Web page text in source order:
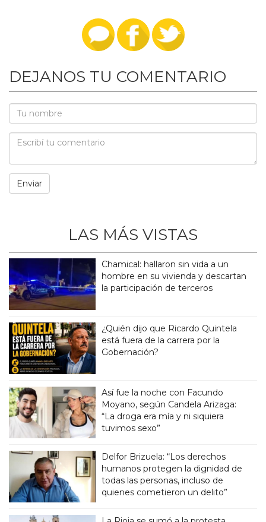
DEJANOS TU COMENTARIO
LAS MÁS VISTAS
Chamical: hallaron sin vida a un
hombre en su vivienda y descartan
la participación de terceros
¿Quién dijo que Ricardo Quintela
está fuera de la carrera por la
Gobernación?
Así fue la noche con Facundo
Moyano, según Candela Arizaga:
“La droga era mía y ni siquiera
tuvimos sexo”
Delfor Brizuela: “Los derechos
humanos protegen la dignidad de
todas las personas, incluso de
quienes cometieron un delito”